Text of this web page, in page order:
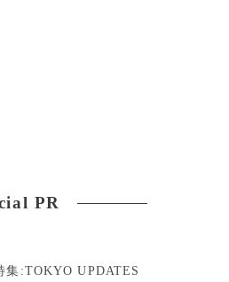
PR
集:TOKYO UPDATES